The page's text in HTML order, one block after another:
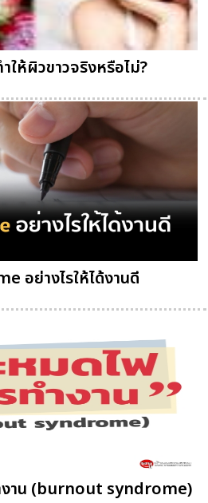
ให้ผิวขาวจริงหรือไม่?
อย่างไรให้ได้งานดี
งาน (burnout syndrome)